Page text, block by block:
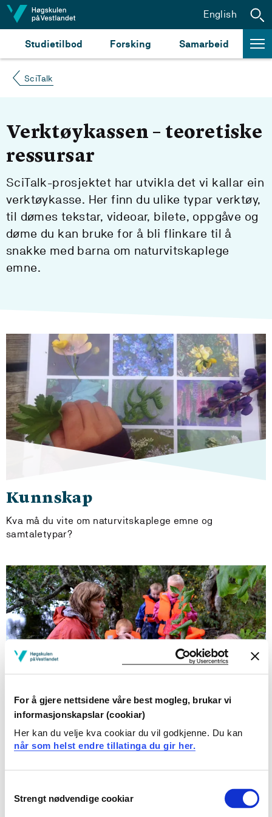
For å gjere nettsidene våre best mogleg, brukar vi
informasjonskapslar (cookiar)
Her kan du velje kva cookiar du vil godkjenne. Du kan
når som helst endre tillatinga du gir her.
Selection
Strengt nødvendige cookiar
Hopp til innhald
Studietilbod Forsking Samarbeid
English
SciTalk
Verktøykassen – teoretiske
ressursar
SciTalk-prosjektet har utvikla det vi kallar ein
verktøykasse. Her finn du ulike typar verktøy,
til dømes tekstar, videoar, bilete, oppgåve og
døme du kan bruke for å bli flinkare til å
snakke med barna om naturvitskaplege
emne.
Kunnskap
Kva må du vite om naturvitskaplege emne og
samtaletypar?
Haldning til kunnskap
Kva haldning har du til naturvitskapleg kunnskap?